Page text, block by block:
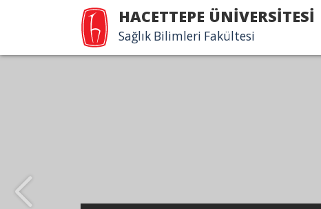
HACETTEPE ÜNİVERSİTESİ
Sağlık Bilimleri Fakültesi